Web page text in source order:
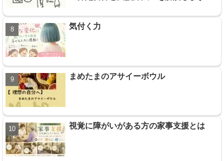
気付く力
まめたまのアサイーボウル
視覚に障がいがある方の家事支援とは